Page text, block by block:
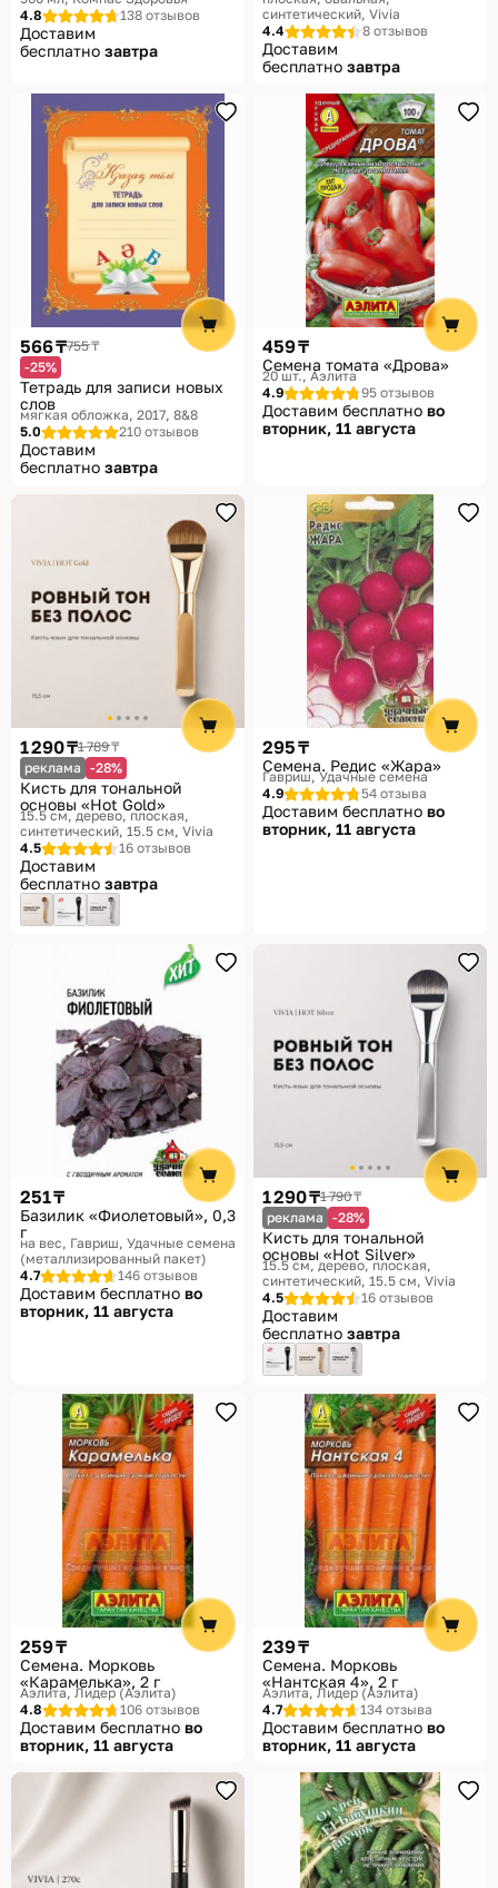
4.8
138 отзывов
Доставим
бесплатно завтра
синтетический Vivia
4.4
8 отзывов
Доставим
бесплатно завтра
566 ₸755 ₸
-25%
Тетрадь для записи новых
слов
мягкая обложка, 2017 8&8
5.0
210 отзывов
Доставим
бесплатно завтра
459 ₸
Семена томата «Дрова»
20 шт. Аэлита
4.9
95 отзывов
Доставим бесплатно во
вторник, 11 августа
1 290 ₸1 789 ₸
реклама -28%
Кисть для тональной
основы «Hot Gold»
15.5 см, дерево, плоская,
синтетический, 15.5 см Vivia
4.5
16 отзывов
Доставим
бесплатно завтра
295 ₸
Семена. Редис «Жара»
Гавриш, Удачные семена
4.9
54 отзыва
Доставим бесплатно во
вторник, 11 августа
251 ₸
Базилик «Фиолетовый», 0,3
г
на вес Гавриш, Удачные семена
(металлизированный пакет)
4.7
146 отзывов
Доставим бесплатно во
вторник, 11 августа
1 290 ₸1 790 ₸
реклама -28%
Кисть для тональной
основы «Hot Silver»
15.5 см, дерево, плоская,
синтетический, 15.5 см Vivia
4.5
16 отзывов
Доставим
бесплатно завтра
259 ₸
Семена. Морковь
«Карамелька», 2 г
Аэлита, Лидер (Аэлита)
4.8
106 отзывов
Доставим бесплатно во
вторник, 11 августа
239 ₸
Семена. Морковь
«Нантская 4», 2 г
Аэлита, Лидер (Аэлита)
4.7
134 отзыва
Доставим бесплатно во
вторник, 11 августа